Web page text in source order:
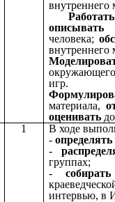
внутреннего
описывать
человека;
внутреннего
игр.
материала,
оценивать
1
В ходе
- определять
-
группах;
-
интервью, в